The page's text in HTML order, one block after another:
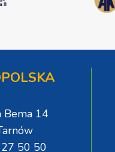
Bema 14
50 50